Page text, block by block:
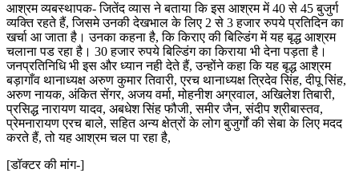
आश्रम व्यबस्थापक- जितेंद व्यास ने बताया कि इस आश्रम में 40 से 45 बुजुर्ग
व्यक्ति रहते हैं, जिसमे उनकी देखभाल के लिए 2 से 3 हजार रुपये प्रतिदिन का
खर्चा आ जाता है। उनका कहना है, कि किराए की बिल्डिंग में यह बृद्ध आश्रम
चलाना पड रहा है। 30 हजार रुपये बिल्डिंग का किराया भी देना पड़ता है।
जनप्रतिनिधि भी इस और ध्यान नही देते हैं, उन्होंने कहा कि यह बृद्ध आश्रम
बड़ागाँव थानाध्यक्ष अरुण कुमार तिवारी, एरच थानाध्यक्ष त्रिदेव सिंह, दीपू सिंह,
अरुण नायक, अंकित सेंगर, अजय वर्मा, मोहनीश अग्रवाल, अखिलेश तिबारी,
प्रसिद्ध नारायण यादव, अबधेश सिंह फौजी, समीर जैन, संदीप श्रीबास्तव,
प्रेमनारायण एरच बाले, सहित अन्य क्षेत्रों के लोग बुजुर्गों की सेबा के लिए मदद
करते हैं, तो यह आश्रम चल पा रहा है,
[डॉक्टर की मांग-]